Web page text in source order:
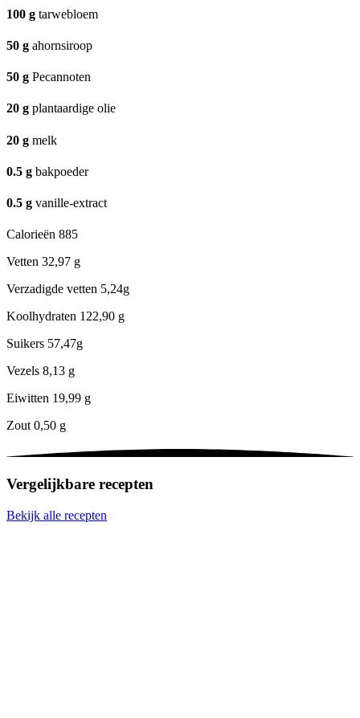
100 g tarwebloem
50 g ahornsiroop
50 g Pecannoten
20 g plantaardige olie
20 g melk
0.5 g bakpoeder
0.5 g vanille-extract
Calorieën 885
Vetten 32,97 g
Verzadigde vetten 5,24g
Koolhydraten 122,90 g
Suikers 57,47g
Vezels 8,13 g
Eiwitten 19,99 g
Zout 0,50 g
Vergelijkbare recepten
Bekijk alle recepten